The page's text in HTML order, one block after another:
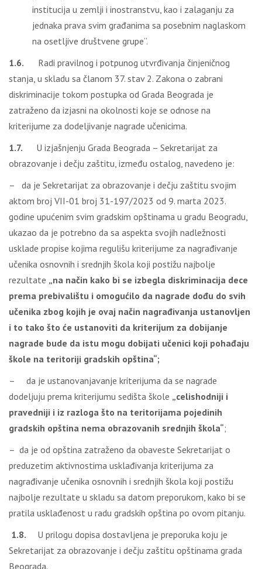
institucija u zemlji i inostranstvu, kao i zalaganju za
jednaka prava svim građanima sa posebnim naglaskom
na osetljive društvene grupe“.
1.6. Radi pravilnog i potpunog utvrđivanja činjeničnog
stanja, u skladu sa članom 37. stav 2. Zakona o zabrani
diskriminacije tokom postupka od Grada Beograda je
zatraženo da izjasni na okolnosti koje se odnose na
kriterijume za dodeljivanje nagrade učenicima.
1.7. U izjašnjenju Grada Beograda – Sekretarijat za
obrazovanje i dečju zaštitu, između ostalog, navedeno je:
– da je Sekretarijat za obrazovanje i dečju zaštitu svojim
aktom broj VII-01 broj 31-197/2023 od 9. marta 2023.
godine upućenim svim gradskim opštinama u gradu Beogradu,
ukazao da je potrebno da sa aspekta svojih nadležnosti
usklade propise kojima regulišu kriterijume za nagrađivanje
učenika osnovnih i srednjih škola koji postižu najbolje
rezultate „na način kako bi se izbegla diskriminacija dece
prema prebivalištu i omogućilo da nagrade dođu do svih
učenika zbog kojih je ovaj način nagrađivanja ustanovljen
i to tako što će ustanoviti da kriterijum za dobijanje
nagrade bude da istu mogu dobijati učenici koji pohađaju
škole na teritoriji gradskih opština“;
– da je ustanovanjavanje kriterijuma da se nagrade
dodeljuju prema kriterijumu sedišta škole „celishodniji i
pravedniji i iz razloga što na teritorijama pojedinih
gradskih opština nema obrazovanih srednjih škola“;
– da je od opština zatraženo da obaveste Sekretarijat o
preduzetim aktivnostima usklađivanja kriterijuma za
nagrađivanje učenika osnovnih i srednjih škola koji postižu
najbolje rezultate u skladu sa datom preporukom, kako bi se
pratila usklađenost u radu gradskih opština po ovom pitanju.
1.8. U prilogu dopisa dostavljena je preporuka koju je
Sekretarijat za obrazovanje i dečju zaštitu opštinama grada
Beograda.